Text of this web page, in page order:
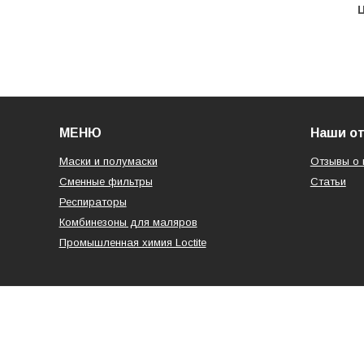
МЕНЮ
Маски и полумаски
Сменные фильтры
Респираторы
Комбинезоны для маляров
Промышленная химия Loctite
Наши
Отзывы о
Статьи